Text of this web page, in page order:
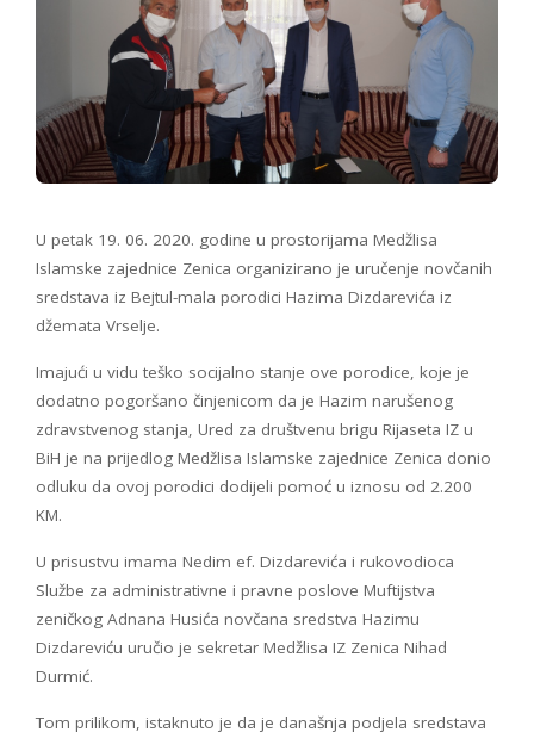
U petak 19. 06. 2020. godine u prostorijama Medžlisa
Islamske zajednice Zenica organizirano je uručenje novčanih
sredstava iz Bejtul-mala porodici Hazima Dizdarevića iz
džemata Vrselje.
Imajući u vidu teško socijalno stanje ove porodice, koje je
dodatno pogoršano činjenicom da je Hazim narušenog
zdravstvenog stanja, Ured za društvenu brigu Rijaseta IZ u
BiH je na prijedlog Medžlisa Islamske zajednice Zenica donio
odluku da ovoj porodici dodijeli pomoć u iznosu od 2.200
KM.
U prisustvu imama Nedim ef. Dizdarevića i rukovodioca
Službe za administrativne i pravne poslove Muftijstva
zeničkog Adnana Husića novčana sredstva Hazimu
Dizdareviću uručio je sekretar Medžlisa IZ Zenica Nihad
Durmić.
Tom prilikom, istaknuto je da je današnja podjela sredstava